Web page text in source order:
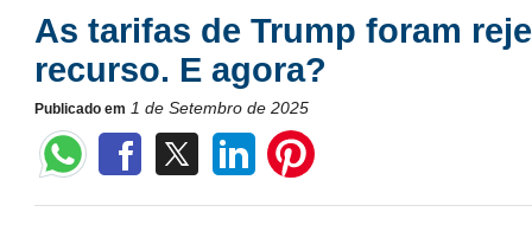
As tarifas de Trump foram
recurso. E agora?
Publicado em 1 de Setembro de 2025